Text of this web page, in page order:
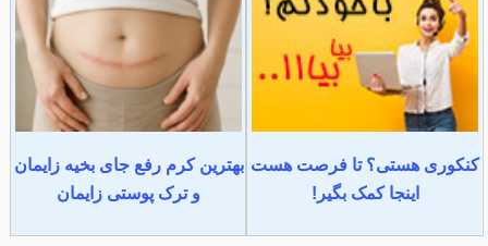
کنکوری هستی؟ تا فرصت هست
اینجا کمک بگیر!
بهترین کرم رفع جای بخیه زایمان
و ترک پوستی زایمان